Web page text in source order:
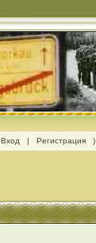
Вход | Регистрация )